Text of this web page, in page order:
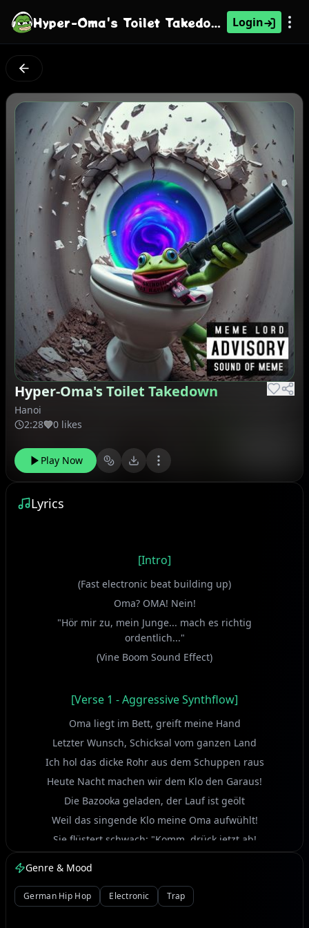
Hyper-Oma's Toilet Takedown Login
Hyper-Oma's Toilet Takedown
Hanoi
2:28
0 likes
Play Now
Lyrics
[Intro]
(Fast electronic beat building up)
Oma? OMA! Nein!
"Hör mir zu, mein Junge... mach es richtig
ordentlich..."
(Vine Boom Sound Effect)
[Verse 1 - Aggressive Synthflow]
Oma liegt im Bett, greift meine Hand
Letzter Wunsch, Schicksal vom ganzen Land
Ich hol das dicke Rohr aus dem Schuppen raus
Heute Nacht machen wir dem Klo den Garaus!
Die Bazooka geladen, der Lauf ist geölt
Weil das singende Klo meine Oma aufwühlt!
Sie flüstert schwach: "Komm, drück jetzt ab!
Genre & Mood
German Hip Hop Electronic Trap